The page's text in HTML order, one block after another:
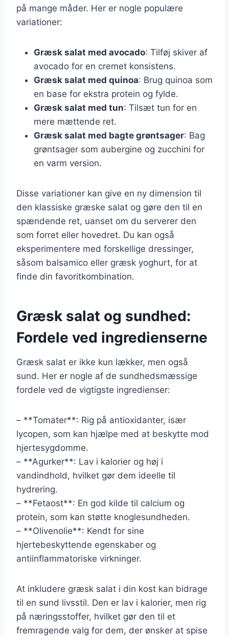
på mange måder. Her er nogle populære
variationer:
Græsk salat med avocado: Tilføj skiver af
avocado for en cremet konsistens.
Græsk salat med quinoa: Brug quinoa som
en base for ekstra protein og fylde.
Græsk salat med tun: Tilsæt tun for en
mere mættende ret.
Græsk salat med bagte grøntsager: Bag
grøntsager som aubergine og zucchini for
en varm version.
Disse variationer kan give en ny dimension til
den klassiske græske salat og gøre den til en
spændende ret, uanset om du serverer den
som forret eller hovedret. Du kan også
eksperimentere med forskellige dressinger,
såsom balsamico eller græsk yoghurt, for at
finde din favoritkombination.
Græsk salat og sundhed:
Fordele ved ingredienserne
Græsk salat er ikke kun lækker, men også
sund. Her er nogle af de sundhedsmæssige
fordele ved de vigtigste ingredienser:
– **Tomater**: Rig på antioxidanter, især
lycopen, som kan hjælpe med at beskytte mod
hjertesygdomme.
– **Agurker**: Lav i kalorier og høj i
vandindhold, hvilket gør dem ideelle til
hydrering.
– **Fetaost**: En god kilde til calcium og
protein, som kan støtte knoglesundheden.
– **Olivenolie**: Kendt for sine
hjertebeskyttende egenskaber og
antiinflammatoriske virkninger.
At inkludere græsk salat i din kost kan bidrage
til en sund livsstil. Den er lav i kalorier, men rig
på næringsstoffer, hvilket gør den til et
fremragende valg for dem, der ønsker at spise